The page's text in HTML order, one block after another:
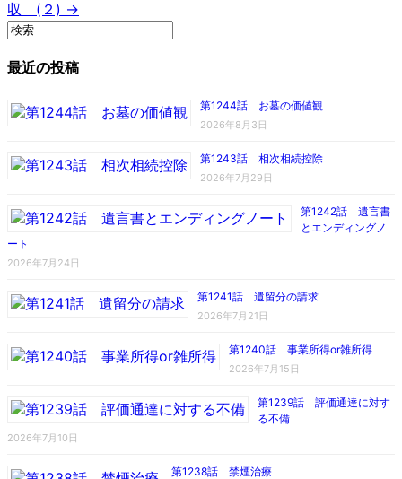
収 (２) →
最近の投稿
第1244話 お墓の価値観
2026年8月3日
第1243話 相次相続控除
2026年7月29日
第1242話 遺言書
とエンディングノ
ート
2026年7月24日
第1241話 遺留分の請求
2026年7月21日
第1240話 事業所得or雑所得
2026年7月15日
第1239話 評価通達に対す
る不備
2026年7月10日
第1238話 禁煙治療